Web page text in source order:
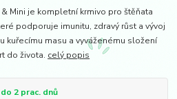
Mini je kompletní krmivo pro štěňata
podporuje imunitu, zdravý růst a vývoj
kuřecímu masu a vyváženému složení
do života. celý popis
2 prac. dnů